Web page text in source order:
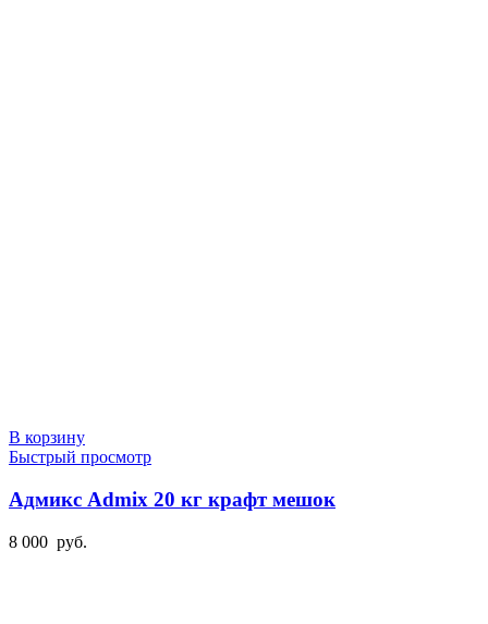
В корзину
Быстрый просмотр
Адмикс Admix 20 кг крафт мешок
8 000 руб.